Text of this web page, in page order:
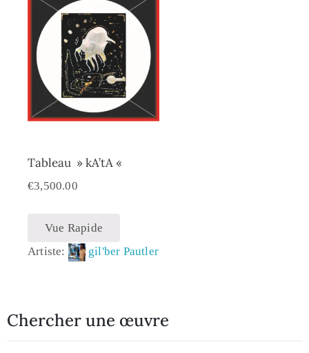
Tableau » kA’tA «
€3,500.00
Vue Rapide
Artiste:
gil'ber Pautler
Chercher une œuvre